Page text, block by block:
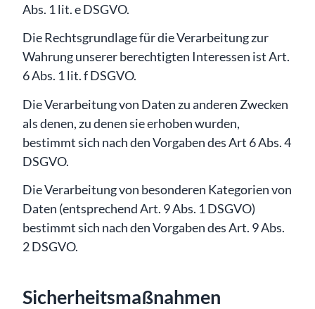
Abs. 1 lit. e DSGVO.
Die Rechtsgrundlage für die Verarbeitung zur
Wahrung unserer berechtigten Interessen ist Art.
6 Abs. 1 lit. f DSGVO.
Die Verarbeitung von Daten zu anderen Zwecken
als denen, zu denen sie erhoben wurden,
bestimmt sich nach den Vorgaben des Art 6 Abs. 4
DSGVO.
Die Verarbeitung von besonderen Kategorien von
Daten (entsprechend Art. 9 Abs. 1 DSGVO)
bestimmt sich nach den Vorgaben des Art. 9 Abs.
2 DSGVO.
Sicherheitsmaßnahmen